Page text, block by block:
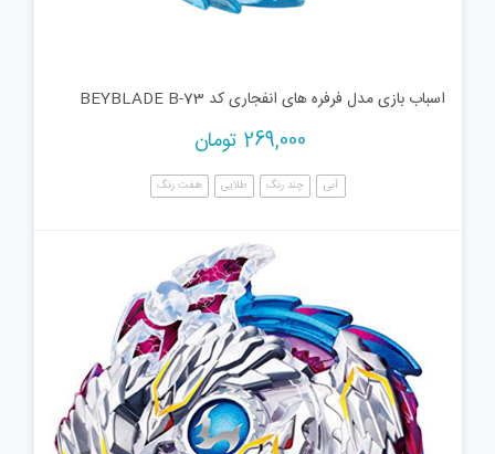
اسباب بازی مدل فرفره های انفجاری کد BEYBLADE B-73
269,000 تومان
آبی چند رنگ طلایی هفت رنگ